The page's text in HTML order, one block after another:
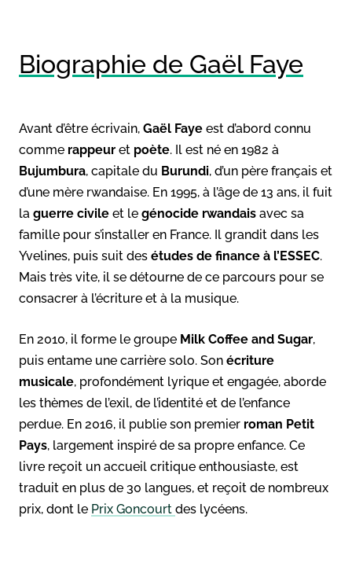
Biographie de Gaël Faye
Avant d’être écrivain, Gaël Faye est d’abord connu
comme rappeur et poète. Il est né en 1982 à
Bujumbura, capitale du Burundi, d’un père français et
d’une mère rwandaise. En 1995, à l’âge de 13 ans, il fuit
la guerre civile et le génocide rwandais avec sa
famille pour s’installer en France. Il grandit dans les
Yvelines, puis suit des études de finance à l’ESSEC.
Mais très vite, il se détourne de ce parcours pour se
consacrer à l’écriture et à la musique.
En 2010, il forme le groupe Milk Coffee and Sugar,
puis entame une carrière solo. Son écriture
musicale, profondément lyrique et engagée, aborde
les thèmes de l’exil, de l’identité et de l’enfance
perdue. En 2016, il publie son premier roman Petit
Pays, largement inspiré de sa propre enfance. Ce
livre reçoit un accueil critique enthousiaste, est
traduit en plus de 30 langues, et reçoit de nombreux
prix, dont le Prix Goncourt des lycéens.